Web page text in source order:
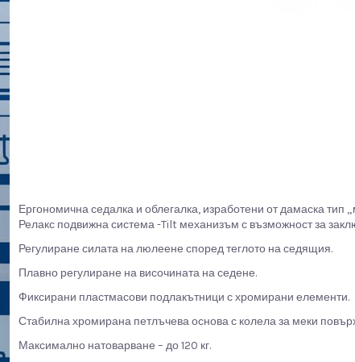
Ергономична седалка и облегалка, изработени от дамаска тип
Релакс подвижна система -Tilt механизъм с възможност за
Регулиране силата на люлеене според теглото на седящия.
Плавно регулиране на височината на седене.
Фиксирани пластмасови подлакътници с хромирани елементи.
Стабилна хромирана петлъчева основа с колела за меки
Максимално натоварване – до 120 кг.